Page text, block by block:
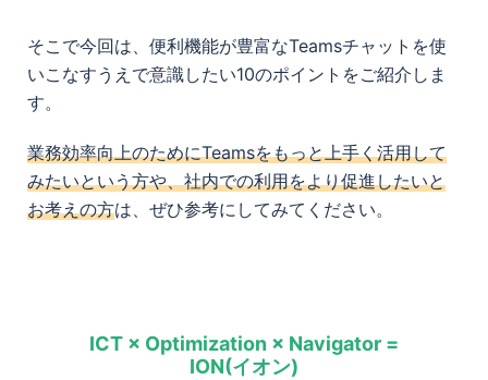
そこで今回は、便利機能が豊富なTeamsチャットを使
いこなすうえで意識したい10のポイントをご紹介しま
す。
業務効率向上のためにTeamsをもっと上手く活用して
みたいという方や、社内での利用をより促進したいと
お考えの方は、ぜひ参考にしてみてください。
ICT × Optimization × Navigator =
ION(イオン)